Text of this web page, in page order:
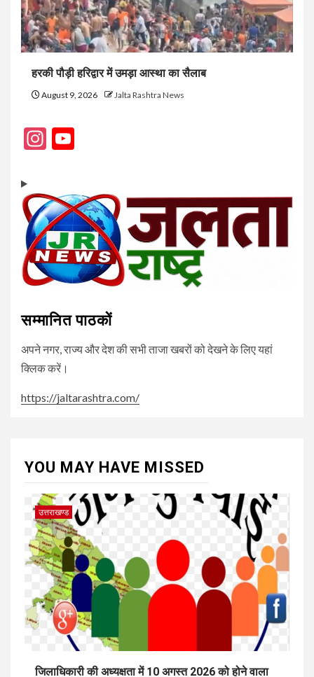
हरकी पौड़ी हरिद्वार में उमड़ा आस्था का सैलाब
August 9, 2026 Jalta Rashtra News
Instagram
सम्मानित पाठकों
अपने नगर, राज्य और देश की सभी ताजा खबरों को देखने के लिए यहां
क्लिक करें।
https://jaltarashtra.com/
YOU MAY HAVE MISSED
उत्तराखण्ड
जिलाधिकारी की अध्यक्षता में 10 अगस्त 2026 को होने वाला